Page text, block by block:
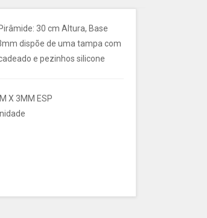
30 cm Altura, Base
dispõe de uma tampa com
e pezinhos silicone
X 3MM ESP